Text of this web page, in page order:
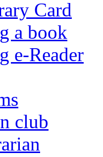
Card
a book
e-Reader
club